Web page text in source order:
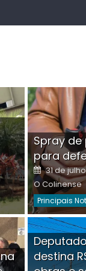
Martins
Spray
para
Posted
on
31 de
O Colinense
Principais
destina